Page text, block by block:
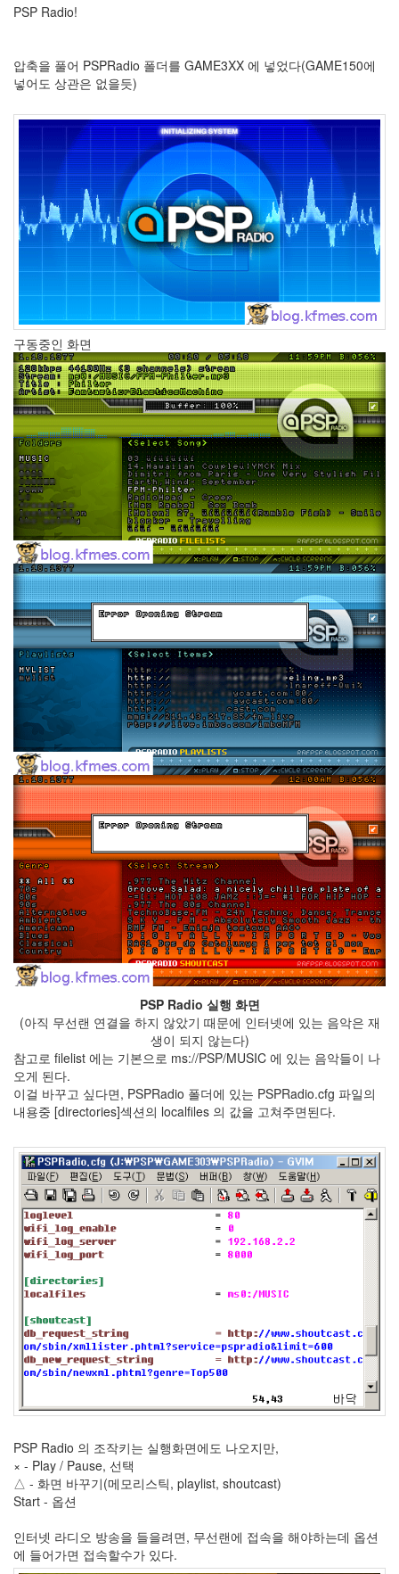
PSP Radio!
압축을 풀어 PSPRadio 폴더를 GAME3XX 에 넣었다(GAME150에
넣어도 상관은 없을듯)
구동중인 화면
PSP Radio 실행 화면
(아직 무선랜 연결을 하지 않았기 때문에 인터넷에 있는 음악은 재
생이 되지 않는다)
참고로 filelist 에는 기본으로 ms://PSP/MUSIC 에 있는 음악들이 나
오게 된다.
이걸 바꾸고 싶다면, PSPRadio 폴더에 있는 PSPRadio.cfg 파일의
내용중 [directories]섹션의 localfiles 의 값을 고쳐주면된다.
PSP Radio 의 조작키는 실행화면에도 나오지만,
× - Play / Pause, 선택
△ - 화면 바꾸기(메모리스틱, playlist, shoutcast)
Start - 옵션
인터넷 라디오 방송을 들을려면, 무선랜에 접속을 해야하는데 옵션
에 들어가면 접속할수가 있다.
nateon
FLIT
모
Eclipse
모
리
눅
스
OpenSource
Swing
Release
SWT
화
트
보
드
자
바
pspsdk
답
터
Notices
Find!
Categories
전
체
blog
40
재
미
25
PSP
9
악
코
드
악
보
사
진
테
슬
라
JaTeOn
라
즈
베
리
이
0
리